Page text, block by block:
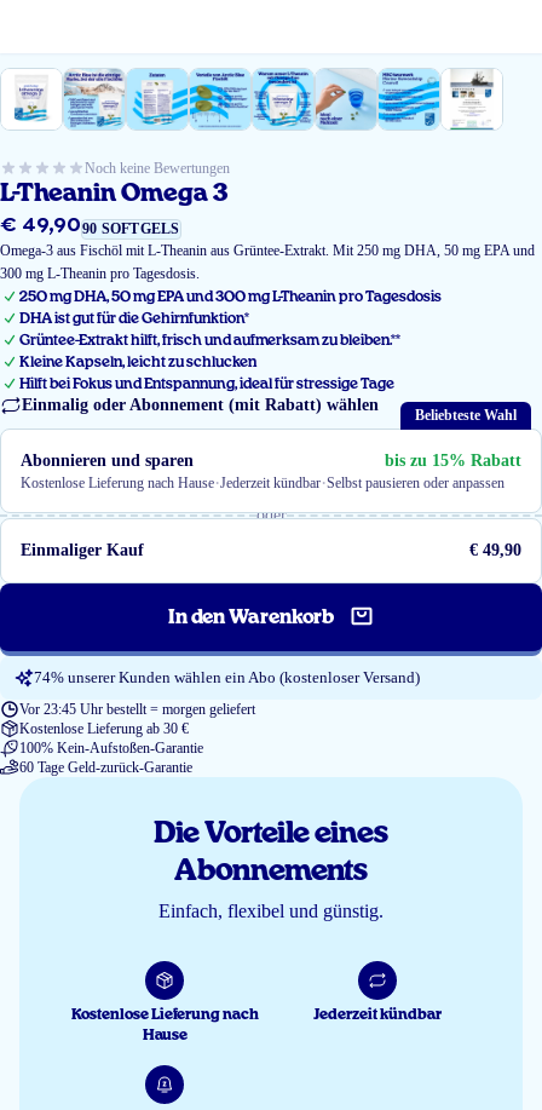
Noch keine Bewertungen
L-Theanin Omega 3
Regulärer
Preis
€ 49,9090 SOFTGELS
Omega-3 aus Fischöl mit L-Theanin aus Grüntee-Extrakt. Mit 250 mg DHA, 50 mg EPA und
300 mg L-Theanin pro Tagesdosis.
250 mg DHA, 50 mg EPA und 300 mg L-Theanin pro Tagesdosis
DHA ist gut für die Gehirnfunktion*
Grüntee-Extrakt hilft, frisch und aufmerksam zu bleiben.**
Kleine Kapseln, leicht zu schlucken
Hilft bei Fokus und Entspannung, ideal für stressige Tage
Einmalig oder Abonnement (mit Rabatt) wählen
Beliebteste Wahl
Abonnieren und sparen bis zu 15% Rabatt
Kostenlose Lieferung nach Hause·Jederzeit kündbar·Selbst pausieren oder anpassen
oder
Einmaliger Kauf
€ 49,90
In den Warenkorb
74% unserer Kunden wählen ein Abo (kostenloser Versand)
Vor 23:45 Uhr bestellt = morgen geliefert
Kostenlose Lieferung ab 30 €
100% Kein-Aufstoßen-Garantie
60 Tage Geld-zurück-Garantie
Die Vorteile eines
Abonnements
Einfach, flexibel und günstig.
Kostenlose Lieferung nach
Hause
Jederzeit kündbar